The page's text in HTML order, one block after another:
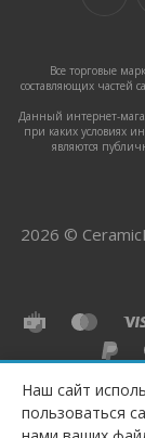
Все торговые
составляющих частей
Данный интернет-
при каких условиях
являются
2026 ©
Наш сайт
пользоваться